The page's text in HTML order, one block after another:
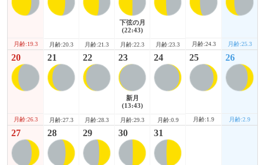
月齢:19.3 月齢:20.3 月齢:21.3
下弦の月
(22:43)
月齢:22.3 月齢:23.3 月齢:24.3 月齢:25.3
20
月齢:26.3
21
月齢:27.3
22
月齢:28.3
23
新月
(13:43)
月齢:29.3
24
月齢:0.9
25
月齢:1.9
26
月齢:2.9
27 28 29 30 31